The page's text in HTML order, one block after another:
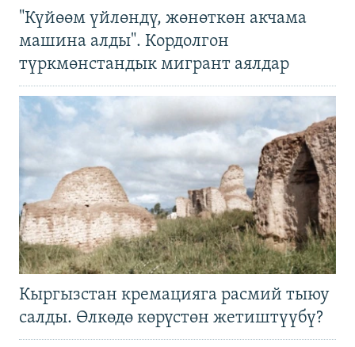
"Күйөөм үйлөндү, жөнөткөн акчама
машина алды". Кордолгон
түркмөнстандык мигрант аялдар
Кыргызстан кремацияга расмий тыюу
салды. Өлкөдө көрүстөн жетиштүүбү?